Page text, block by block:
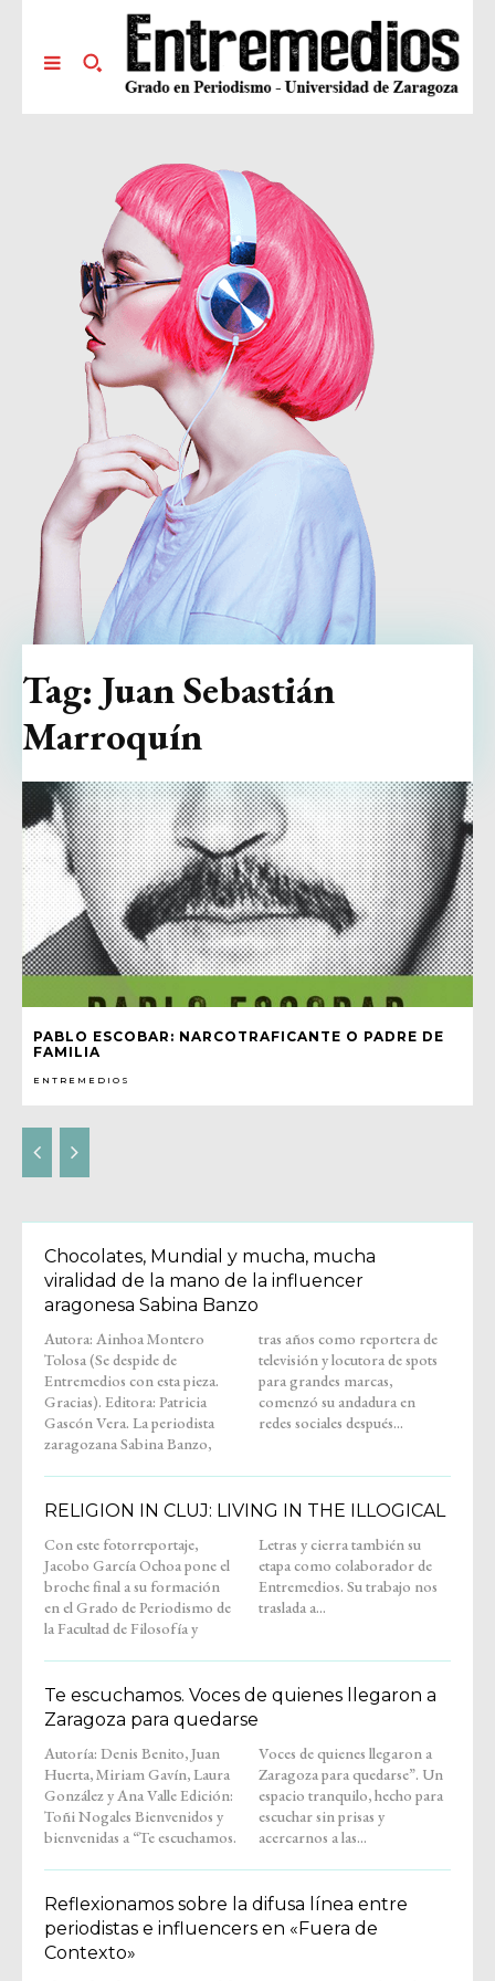
PABLO ESCOBAR: NARCOTRAFICANTE O PADRE DE
FAMILIA
ENTREMEDIOS
Tag: Juan Sebastián
Marroquín
Chocolates, Mundial y mucha, mucha
viralidad de la mano de la influencer
aragonesa Sabina Banzo
Autora: Ainhoa Montero
Tolosa (Se despide de
Entremedios con esta pieza.
Gracias). Editora: Patricia
Gascón Vera. La periodista
zaragozana Sabina Banzo,
tras años como reportera de
televisión y locutora de spots
para grandes marcas,
comenzó su andadura en
redes sociales después...
RELIGION IN CLUJ: LIVING IN THE ILLOGICAL
Con este fotorreportaje,
Jacobo García Ochoa pone el
broche final a su formación
en el Grado de Periodismo de
la Facultad de Filosofía y
Letras y cierra también su
etapa como colaborador de
Entremedios. Su trabajo nos
traslada a...
Te escuchamos. Voces de quienes llegaron a
Zaragoza para quedarse
Autoría: Denis Benito, Juan
Huerta, Miriam Gavín, Laura
González y Ana Valle Edición:
Toñi Nogales Bienvenidos y
bienvenidas a “Te escuchamos.
Voces de quienes llegaron a
Zaragoza para quedarse”. Un
espacio tranquilo, hecho para
escuchar sin prisas y
acercarnos a las...
Reflexionamos sobre la difusa línea entre
periodistas e influencers en «Fuera de
Contexto»